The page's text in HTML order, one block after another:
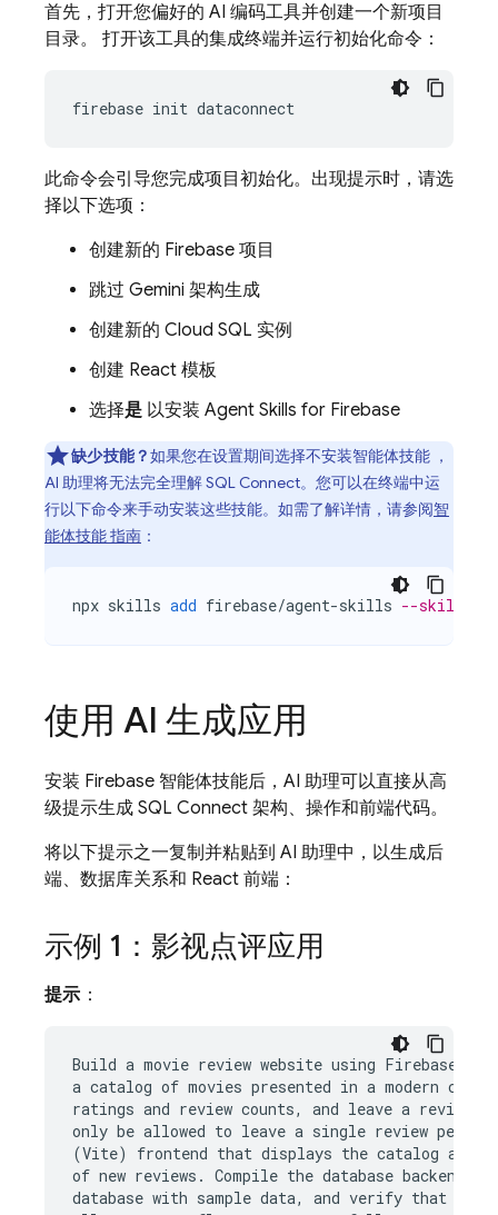
首先，打开您偏好的 AI 编码工具并创建一个新项目
目录。 打开该工具的集成终端并运行初始化命令：
firebase init
此命令会引导您完成项目初始化。出现提示时，请选
择以下选项：
创建新的 Firebase 项目
跳过 Gemini 架构生成
创建新的 Cloud SQL 实例
创建 React 模板
选择是 以安装 Agent Skills for Firebase
缺少技能？如果您在设置期间选择不安装智能体技能 ，
AI 助理将无法完全理解 SQL Connect。您可以在终端中运
行以下命令来手动安装这些技能。如需了解详情，请参阅智
能体技能 指南 ：
npx skills add firebase/agent-skills --skill
使用 AI 生成应用
安装 Firebase 智能体技能后，AI 助理可以直接从高
级提示生成 SQL Connect 架构、操作和前端代码。
将以下提示之一复制并粘贴到 AI 助理中，以生成后
端、数据库关系和 React 前端：
示例 1：影视点评应用
提示 ：
Build a movie review website using Firebase SQL
a catalog of movies presented in a modern card
ratings and review counts, and leave a review
only be allowed to leave a single review per
(Vite) frontend that displays the catalog and
of new reviews. Compile the database backend
database with sample data, and verify that the